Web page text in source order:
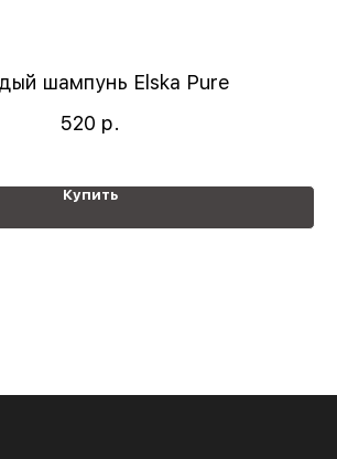
шампунь Elska Pure
520 р.
Купить